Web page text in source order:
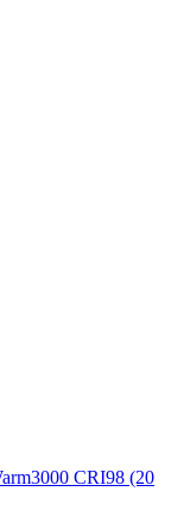
CRI98 (20